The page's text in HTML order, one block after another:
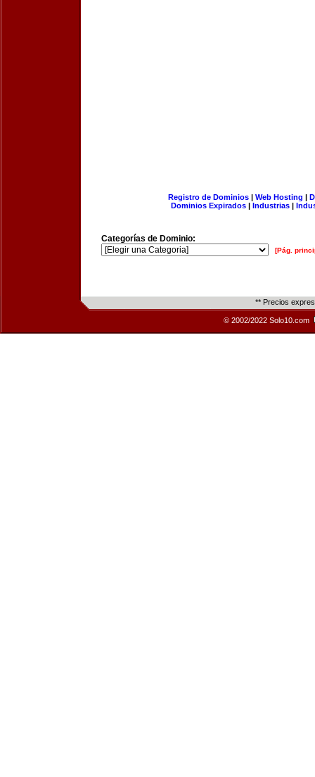
Registro de Dominios| Web Hosting |
Dominios Expirados | Industrias |
Categorías de Dominio:
[Pág.
** Precios
© 2002/2022 Solo10.com